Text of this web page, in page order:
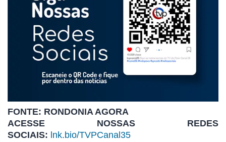
FONTE: RONDONIA AGORA
ACESSE NOSSAS REDES
SOCIAIS: lnk.bio/TVPCanal35